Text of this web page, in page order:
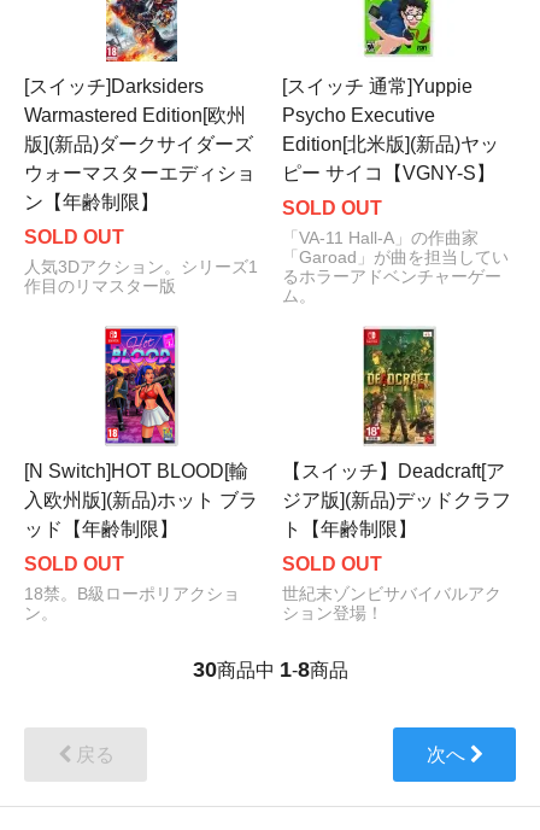
[スイッチ]Darksiders
Warmastered Edition[欧州
版](新品)ダークサイダーズ
ウォーマスターエディショ
ン【年齢制限】
SOLD OUT
人気3Dアクション。シリーズ1
作目のリマスター版
[スイッチ 通常]Yuppie
Psycho Executive
Edition[北米版](新品)ヤッ
ピー サイコ【VGNY-S】
SOLD OUT
「VA-11 Hall-A」の作曲家
「Garoad」が曲を担当してい
るホラーアドベンチャーゲー
ム。
[N Switch]HOT BLOOD[輸
入欧州版](新品)ホット ブラ
ッド【年齢制限】
SOLD OUT
18禁。B級ローポリアクショ
ン。
【スイッチ】Deadcraft[ア
ジア版](新品)デッドクラフ
ト【年齢制限】
SOLD OUT
世紀末ゾンビサバイバルアク
ション登場！
30商品中 1-8商品
戻る 次へ